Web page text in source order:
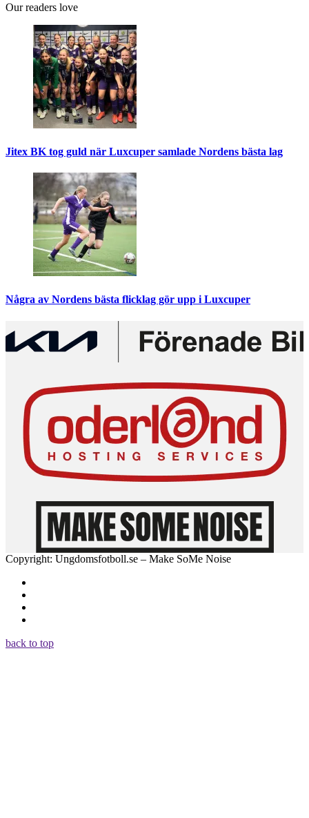
Our readers love
Jitex BK tog guld när Luxcuper samlade Nordens bästa lag
Några av Nordens bästa flicklag gör upp i Luxcuper
Copyright: Ungdomsfotboll.se – Make SoMe Noise
back to top